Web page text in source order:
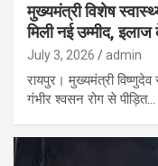
मुख्यमंत्री विशेष
मिली नई उम्मीद,
July 3, 2026 admin
रायपुर। मुख्यमंत्री
गंभीर श्वसन रोग से पीड़ित…